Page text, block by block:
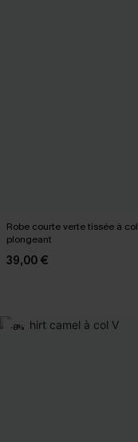
Robe courte verte tissée à col
plongeant
39,00 €
-8%